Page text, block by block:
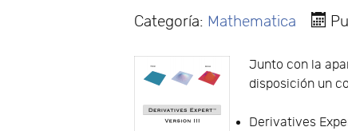
Categoría: Mathematica
Junto con la
disposición un
Derivatives